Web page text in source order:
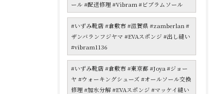
ール #配送修理 #Vibram #ビブラムソール
#いずみ靴店 #倉敷市 #滋賀県 #zamberlan #
ザンバランフジヤマ #EVAスポンジ #出し縫い
#vibram1136
#いずみ靴店 #倉敷市 #東京都 #Joya #ジョー
ヤ #ウォーキングシューズ #オールソール交換
修理 #加水分解 #EVAスポンジ #マッケイ縫い